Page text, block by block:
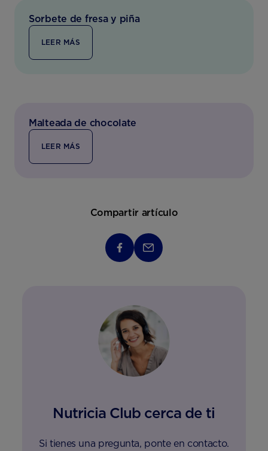
Sorbete de fresa y piña
LEER MÁS
Malteada de chocolate
LEER MÁS
Compartir artículo
Nutricia Club cerca de ti
Si tienes una pregunta, ponte en contacto.